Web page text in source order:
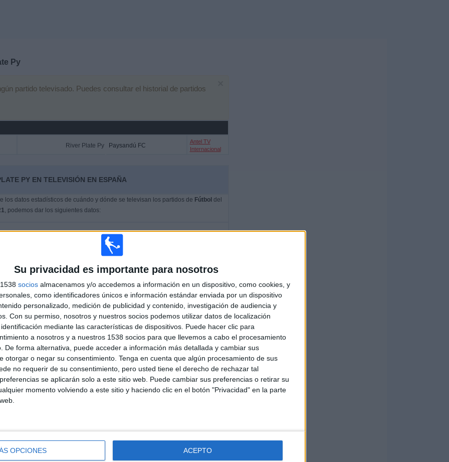
Su privacidad es importante para nosotros
socios almacenamos y/o accedemos a información en un dispositivo, como cookies, y
como identificadores únicos e información estándar enviada por un dispositivo
personalizado, medición de publicidad y contenido, investigación de audiencia y
Con su permiso, nosotros y nuestros socios podemos utilizar datos de localización
mediante las características de dispositivos. Puede hacer clic para
a nosotros y a nuestros 1538 socios para que llevemos a cabo el procesamiento
De forma alternativa, puede acceder a información más detallada y cambiar sus
otorgar o negar su consentimiento. Tenga en cuenta que algún procesamiento de sus
no requerir de su consentimiento, pero usted tiene el derecho de rechazar tal
se aplicarán solo a este sitio web. Puede cambiar sus preferencias o retirar su
momento volviendo a este sitio y haciendo clic en el botón "Privacidad" en la parte
OPCIONES ACEPTO
Py
partido televisado. Puedes consultar el historial de partidos
River Plate Py Paysandú FC
Antel TV
Internacional
PY EN TELEVISIÓN EN ESPAÑA
los datos estadísticos de cuándo y dónde se televisan los partidos de Fútbol del
, podemos dar los siguientes datos:
66,67%
26/04/2026 Segunda Uruguay por Antel TV
Internacional
3
CANALES TV
DÍAS
101
SIN PARTIDO
GRATUÍTO
0
CONSECUTIVOS
DE PAGO
Copa Sudamericana 2 (66,67%)